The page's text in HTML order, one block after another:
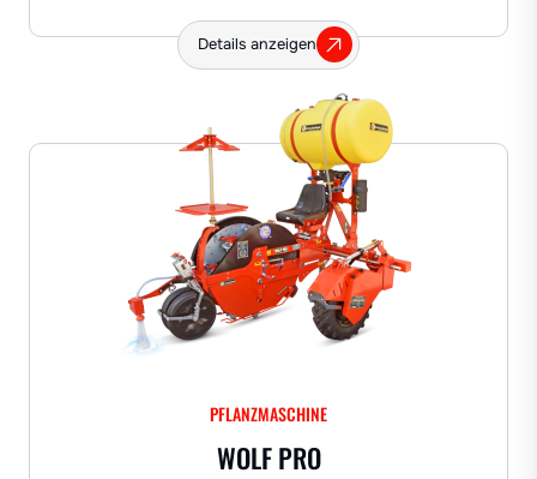
Details anzeigen
PFLANZMASCHINE
WOLF PRO